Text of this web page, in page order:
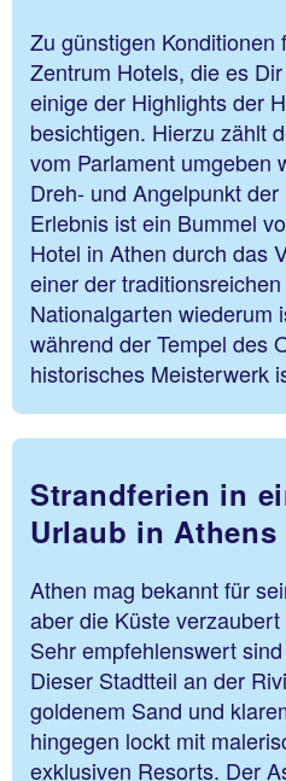
Zu günstigen Konditionen
Zentrum Hotels, die es
einige der Highlights der
besichtigen. Hierzu zählt
vom Parlament umgeben
Dreh- und Angelpunkt
Erlebnis ist ein Bummel
Hotel in Athen durch das
einer der
Nationalgarten wiederum
während der Tempel des
historisches Meisterwerk
Strandferien in
Urlaub in Athens
Athen mag bekannt für
aber die Küste
Sehr empfehlenswert
Dieser Stadtteil an der
goldenem Sand und
hingegen lockt mit
exklusiven Resorts. Der